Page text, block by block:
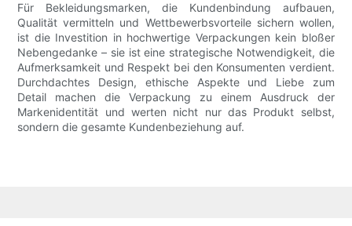
Für Bekleidungsmarken, die Kundenbindung aufbauen,
Qualität vermitteln und Wettbewerbsvorteile sichern wollen,
ist die Investition in hochwertige Verpackungen kein bloßer
Nebengedanke – sie ist eine strategische Notwendigkeit, die
Aufmerksamkeit und Respekt bei den Konsumenten verdient.
Durchdachtes Design, ethische Aspekte und Liebe zum
Detail machen die Verpackung zu einem Ausdruck der
Markenidentität und werten nicht nur das Produkt selbst,
sondern die gesamte Kundenbeziehung auf.